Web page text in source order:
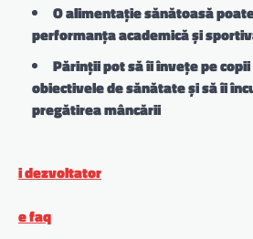
O alimentație sănătoasă
performanța academică și
Părinții pot să îi învețe pe
obiectivele de sănătate și să îi
pregătirea mâncării
i dezvoltator
e faq